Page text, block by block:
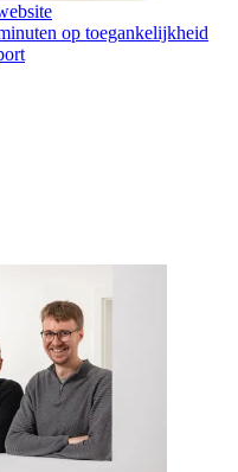
op toegankelijkheid